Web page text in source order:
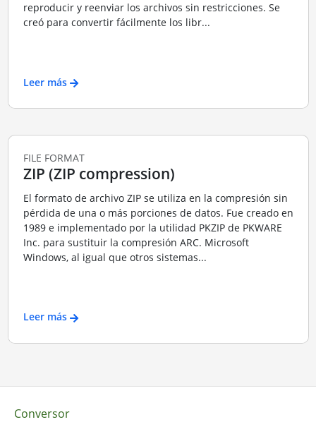
reproducir y reenviar los archivos sin restricciones. Se
creó para convertir fácilmente los libr...
Leer más
FILE FORMAT
ZIP (ZIP compression)
El formato de archivo ZIP se utiliza en la compresión sin
pérdida de una o más porciones de datos. Fue creado en
1989 e implementado por la utilidad PKZIP de PKWARE
Inc. para sustituir la compresión ARC. Microsoft
Windows, al igual que otros sistemas...
Leer más
Conversor